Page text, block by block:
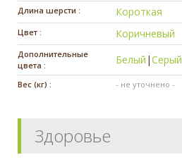
Длина шерсти : Короткая
Цвет : Коричневый
Дополнительные
цвета :
Белый |Серый
Вес (кг) : - не уточнено -
Здоровье